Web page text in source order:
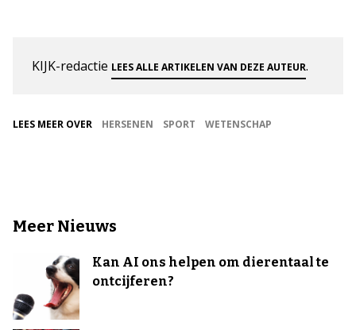
KIJK-redactie LEES ALLE ARTIKELEN VAN DEZE AUTEUR.
LEES MEER OVER HERSENEN SPORT WETENSCHAP
Meer Nieuws
Kan AI ons helpen om dierentaal te
ontcijferen?